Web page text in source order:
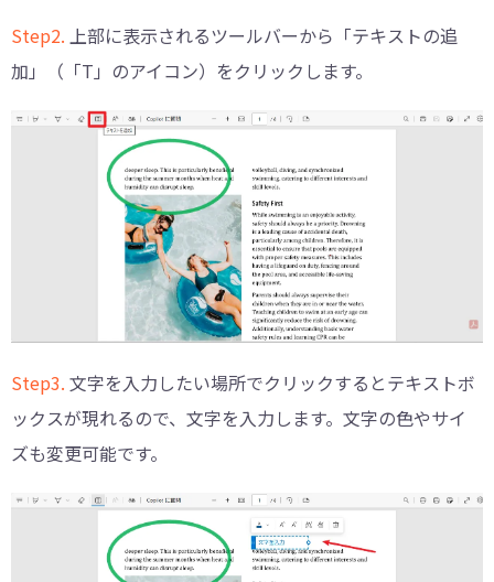
Step2. 上部に表示されるツールバーから「テキストの追
加」（「T」のアイコン）をクリックします。
Step3. 文字を入力したい場所でクリックするとテキストボ
ックスが現れるので、文字を入力します。文字の色やサイ
ズも変更可能です。